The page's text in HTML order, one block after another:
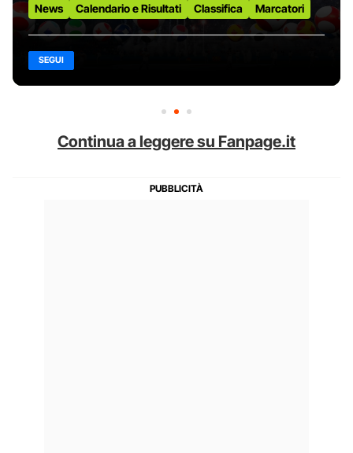
News Calendario e Risultati Classifica Marcatori
SEGUI
Continua a leggere su Fanpage.it